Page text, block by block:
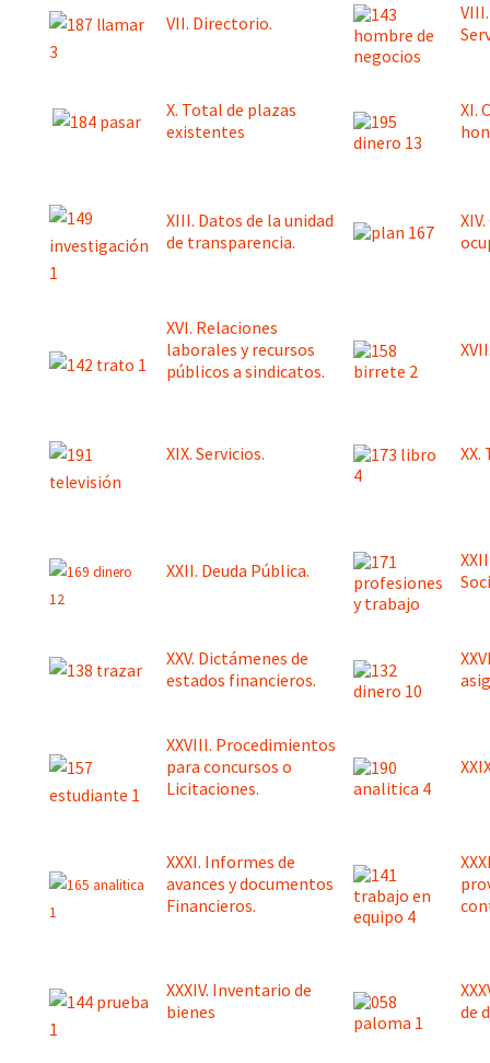
VII. Directorio.
X. Total de plazas
existentes
XI.
XIII. Datos de la unidad
de transparencia.
XVI. Relaciones
laborales y recursos
públicos a sindicatos.
XVII
XIX. Servicios. XX.
XXII. Deuda Pública.
XXV. Dictámenes de
estados financieros.
XXVIII. Procedimientos
para concursos o
Licitaciones.
XXXI. Informes de
avances y documentos
Financieros.
XXXIV. Inventario de
bienes
de